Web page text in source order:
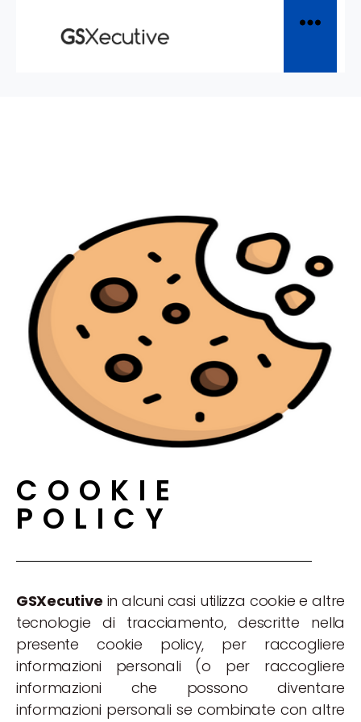
COOKIE
POLICY
GSXecutive in alcuni casi utilizza cookie e altre
tecnologie di tracciamento, descritte nella
presente cookie policy, per raccogliere
informazioni personali (o per raccogliere
informazioni che possono diventare
informazioni personali se combinate con altre